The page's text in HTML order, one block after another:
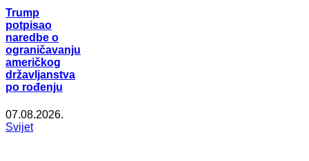
Trump
potpisao
naredbe o
ograničavanju
američkog
državljanstva
po rođenju
07.08.2026.
Svijet